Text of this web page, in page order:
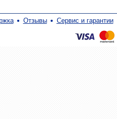
Отзывы Сервис и гарантии